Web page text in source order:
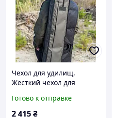
Чехол для удилищ,
Жёсткий чехол для
Готово к отправке
2 415₴